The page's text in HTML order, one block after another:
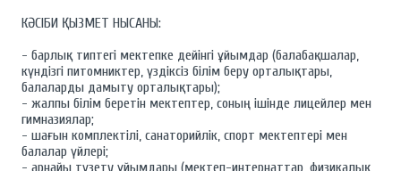
КӘСІБИ ҚЫЗМЕТ НЫСАНЫ:
- барлық типтегі мектепке дейінгі ұйымдар (балабақшалар,
күндізгі питомниктер, үздіксіз білім беру орталықтары,
балаларды дамыту орталықтары);
- жалпы білім беретін мектептер, соның ішінде лицейлер мен
гимназиялар;
- шағын комплектілі, санаторийлік, спорт мектептері мен
балалар үйлері;
- арнайы түзету ұйымдары (мектеп-интернаттар, физикалық